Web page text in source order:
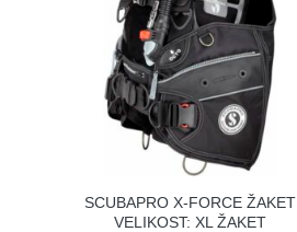
SCUBAPRO X-FORCE ŽAKET
VELIKOST: XL ŽAKET